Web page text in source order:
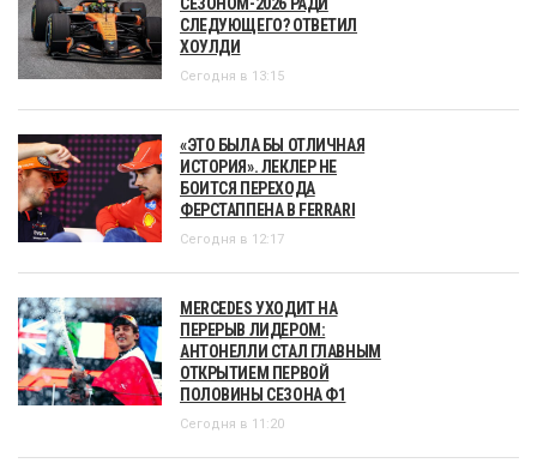
СЛЕДУЮЩЕГО? ОТВЕТИЛ
ХОУЛДИ
Сегодня в 13:15
«ЭТО БЫЛА БЫ ОТЛИЧНАЯ
ИСТОРИЯ». ЛЕКЛЕР НЕ
БОИТСЯ ПЕРЕХОДА
ФЕРСТАППЕНА В FERRARI
Сегодня в 12:17
MERCEDES УХОДИТ НА
ПЕРЕРЫВ ЛИДЕРОМ:
АНТОНЕЛЛИ СТАЛ ГЛАВНЫМ
ОТКРЫТИЕМ ПЕРВОЙ
ПОЛОВИНЫ СЕЗОНА Ф1
Сегодня в 11:20